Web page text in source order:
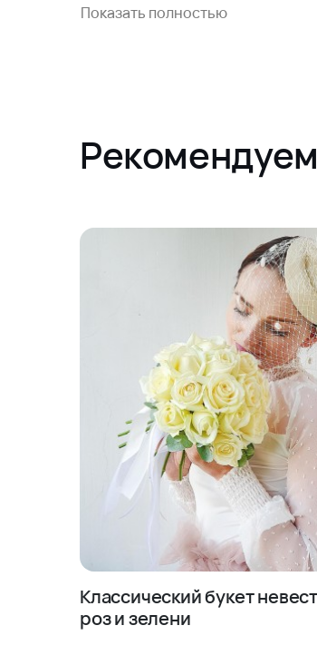
Красная роза издавна считается
Кроме красоты, такие букеты
используемых материалов и
торжественного мероприятия!
Преимущества
«Талисман Флора»
? Профессиональные
? Только свежие цветы
? Индивидуальный подход к
? Возможность выбора
? Удобство доставки прямо к
Каждый заказ проходит
гарантирует качество
ценят нас за внимание к
будущих молодоженов.
Показать полностью
Классический букет
роз и зелени